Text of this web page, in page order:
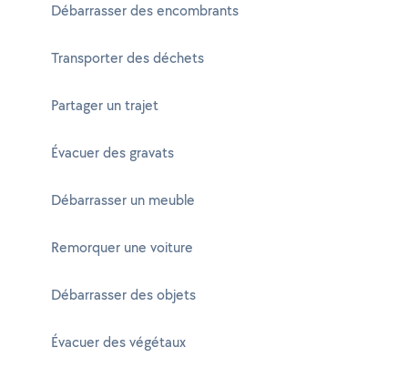
Débarrasser des encombrants
Transporter des déchets
Partager un trajet
Évacuer des gravats
Débarrasser un meuble
Remorquer une voiture
Débarrasser des objets
Évacuer des végétaux